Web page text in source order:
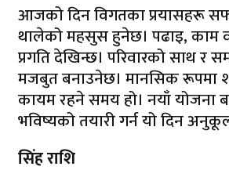
आजको दिन विगतका प्रयासहरू
थालेको महसुस हुनेछ। पढाइ, काम वा
प्रगति देखिन्छ। परिवारको साथ र
मजबुत बनाउनेछ। मानसिक रूपमा
कायम रहने समय हो। नयाँ योजना
भविष्यको तयारी गर्न यो दिन
सिंह राशि